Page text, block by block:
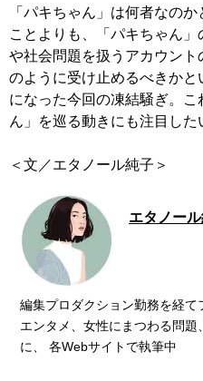
「パキちゃん」は何者なの
ことよりも、「パキちゃん
や社会問題を扱うアカウント
のように受け止めるべきかと
になった今回の凍結騒ぎ。こ
ん」を巡る動きにも注目した
エタノー
編集プロダクション勤務を経て
エンタメ、女性にまつわる問題
に、 各Webサイトで執筆中